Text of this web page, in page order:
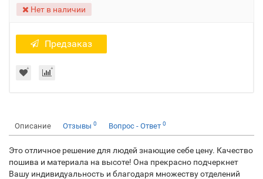
Нет в наличии
Предзаказ
Описание Отзывы 0 Вопрос - Ответ 0
Это отличное решение для людей знающие себе цену. Качество
пошива и материала на высоте! Она прекрасно подчеркнет
Вашу индивидуальность и благодаря множеству отделений